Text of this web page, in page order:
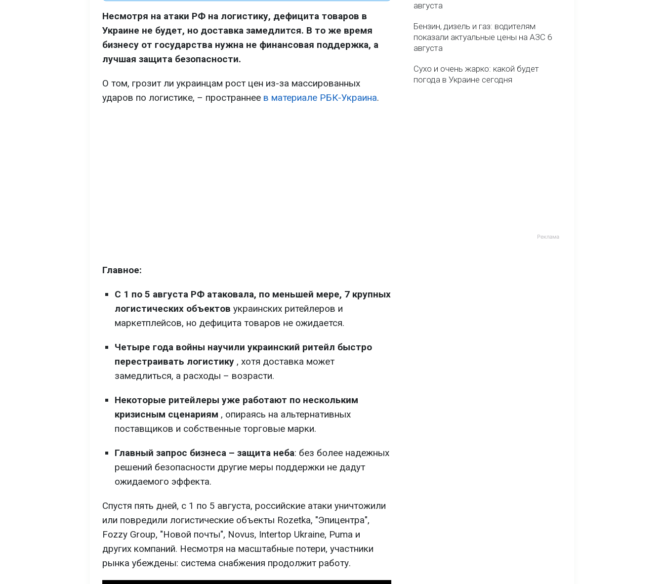
Несмотря на атаки РФ на логистику, дефицита товаров в
Украине не будет, но доставка замедлится. В то же время
бизнесу от государства нужна не финансовая поддержка, а
лучшая защита безопасности.
О том, грозит ли украинцам рост цен из-за массированных
ударов по логистике, – пространнее в материале РБК-Украина.
Главное:
С 1 по 5 августа РФ атаковала, по меньшей мере, 7 крупных
логистических объектов украинских ритейлеров и
маркетплейсов, но дефицита товаров не ожидается.
Четыре года войны научили украинский ритейл быстро
перестраивать логистику , хотя доставка может
замедлиться, а расходы – возрасти.
Некоторые ритейлеры уже работают по нескольким
кризисным сценариям , опираясь на альтернативных
поставщиков и собственные торговые марки.
Главный запрос бизнеса – защита неба: без более надежных
решений безопасности другие меры поддержки не дадут
ожидаемого эффекта.
Спустя пять дней, с 1 по 5 августа, российские атаки уничтожили
или повредили логистические объекты Rozetka, "Эпицентра",
Fozzy Group, "Новой почты", Novus, Intertop Ukraine, Puma и
других компаний. Несмотря на масштабные потери, участники
рынка убеждены: система снабжения продолжит работу.
августа
Бензин, дизель и газ: водителям
показали актуальные цены на АЗС 6
августа
Сухо и очень жарко: какой будет
погода в Украине сегодня